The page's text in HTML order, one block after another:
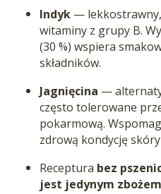
Indyk —
witaminy z grupy B.
(30 %) wspiera
składników.
Jagnięcina —
często tolerowane
pokarmową.
zdrową kondycję
Receptura bez
jest jedynym zbożem